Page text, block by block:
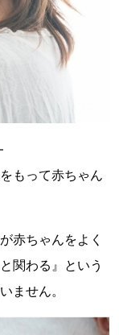
もって赤ちゃん
赤ちゃんをよく
関わる』という
ません。